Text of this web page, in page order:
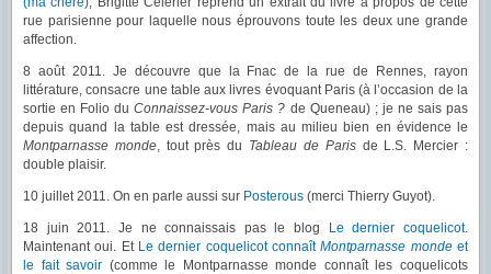
rue parisienne pour laquelle nous éprouvons toute les deux une grande
affection.
8 août 2011. Je découvre que la Fnac de la rue de Rennes, rayon
littérature, consacre une table aux livres évoquant Paris (à l’occasion de la
sortie en Folio duConnaissez-vous Paris ? de Queneau) ; je ne sais pas
depuis quand la table est dressée, mais au milieu bien en évidence le
Montparnasse monde, tout près du Tableau de Parisde L.S. Mercier :
double plaisir.
10 juillet 2011. On en parle aussi sur Posterous (merci Thierry Guyot).
18 juin 2011. Je ne connaissais pas le blog Le dernier coquelicot.
Maintenant oui. Et Le dernier coquelicot connaîtMontparnasse mondeet
le fait savoir (comme le Montparnasse monde connaît les coquelicots